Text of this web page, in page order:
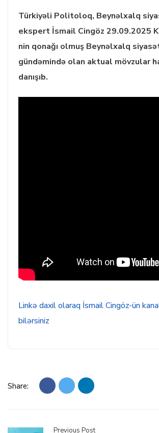
Türkiyəli Politoloq, Beynəlxalq
ekspert İsmail Cingöz 29.09.2025
nin qonağı olmuş Beynəlxalq
gündəmində olan aktual mövzular
danışıb.
Linkə daxil olaraq İsmail Cingöz-ün
bilərsiniz
Share:
Previous Post